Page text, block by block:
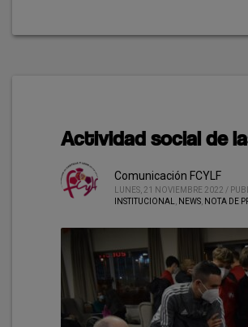
Actividad social de
Comunicación FCYLF
LUNES, 21 NOVIEMBRE 2022 /
INSTITUCIONAL
NEWS NOTA DE